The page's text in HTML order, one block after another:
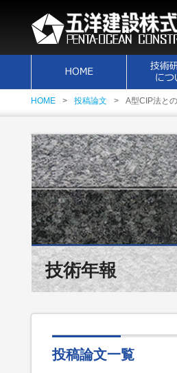
HOME 投稿論文 A型CIP法と
技術年報
投稿論文一覧